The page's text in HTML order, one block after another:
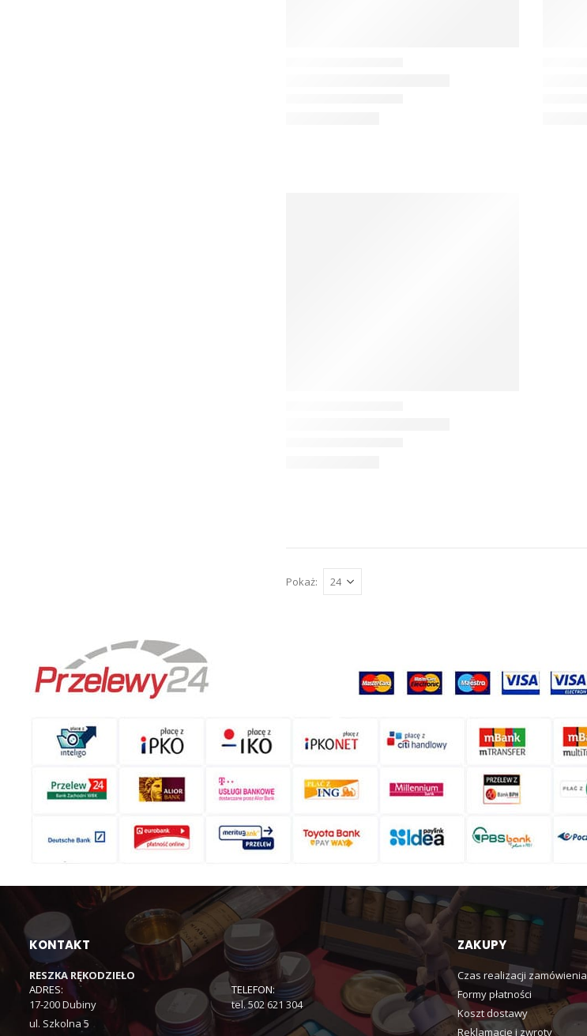
Pokaż:
KONTAKT
RESZKA RĘKODZIEŁO
ADRES:
17-200 Dubiny
ul. Szkolna 5
TELEFON:
tel. 502 621 304
ZAKUPY
Czas realizacji zamówienia
Formy płatności
Koszt dostawy
Reklamacje i zwroty